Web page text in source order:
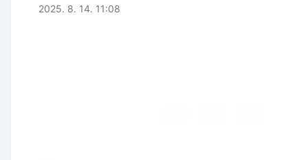
2025. 8. 14. 11:08